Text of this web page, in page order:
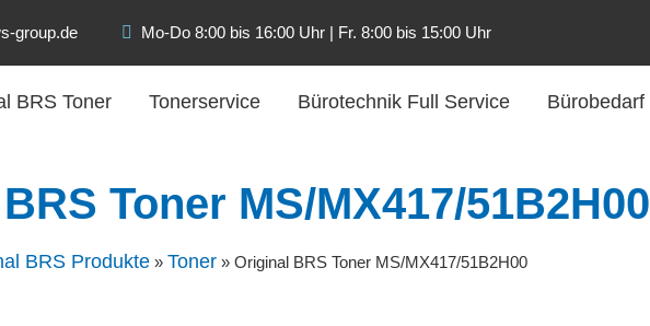
group.de Mo-Do 8:00 bis 16:00 Uhr | Fr. 8:00 bis 15:00 Uhr
BRS Toner Tonerservice Bürotechnik Full Service Bürobedarf
Toner MS/MX417/51B2H00
BRS Produkte » Toner » Original BRS Toner MS/MX417/51B2H00